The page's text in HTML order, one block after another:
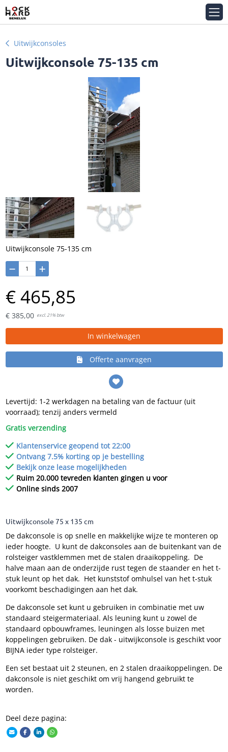
Uitwijkconsoles
Uitwijkconsole 75-135 cm
Uitwijkconsole 75-135 cm
€465,85
€ 385,00 excl. 21% btw
In winkelwagen
Offerte aanvragen
Levertijd: 1-2 werkdagen na betaling van de factuur (uit
voorraad); tenzij anders vermeld
Gratis verzending
Klantenservice geopend tot 22:00
Ontvang 7.5% korting op je bestelling
Bekijk onze lease mogelijkheden
Ruim 20.000 tevreden klanten gingen u voor
Online sinds 2007
Uitwijkconsole 75 x 135 cm
De dakconsole is op snelle en makkelijke wijze te monteren op
ieder hoogte. U kunt de dakconsoles aan de buitenkant van de
rolsteiger vastklemmen met de stalen draaikoppeling. De
halve maan aan de onderzijde rust tegen de staander en het t-
stuk leunt op het dak. Het kunststof omhulsel van het t-stuk
voorkomt beschadigingen aan het dak.
De dakconsole set kunt u gebruiken in combinatie met uw
standaard steigermateriaal. Als leuning kunt u zowel de
standaard opbouwframes, leuningen als losse buizen met
koppelingen gebruiken. De dak - uitwijkconsole is geschikt voor
BIJNA ieder type rolsteiger.
Een set bestaat uit 2 steunen, en 2 stalen draaikoppelingen. De
dakconsole is niet geschikt om vrij hangend gebruikt te
worden.
Deel deze pagina: